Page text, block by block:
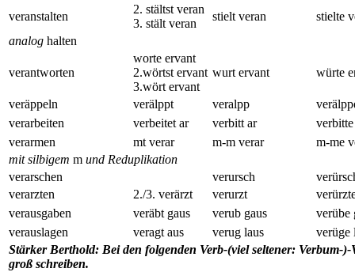
veranstalten
2. stältst veran
3. stält veran
stielt veran
stielte
analog halten
verantworten
worte ervant
2.wörtst ervant
3.wört ervant
wurt ervant würte
veräppeln verälppt veralpp
verarbeiten
verbeitet ar verbitt ar
verarmen
mt verar m-m verar
m-me
mit silbigem m und Reduplikation
verarschen
verursch
verarzten
2./3. verärzt verurzt
verausgaben
veräbt gaus verub gaus
verübe
verauslagen
veragt aus verug laus
verüge
Stärker Berthold: Bei den folgenden Verb-(viel seltener: Verbum-
groß schreiben.